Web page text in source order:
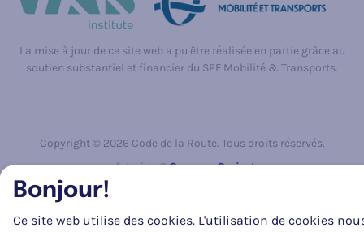
La mise à jour de ce site web a pu être réalisée en partie grâce au
soutien substantiel et financier du SPF Mobilité & Transports.
Copyright © 2026 Code de la Route. Tous droits réservés.
webdesign ©Sanmax Projects
Bonjour!
Ce site web utilise des cookies. L'utilisation de cookies